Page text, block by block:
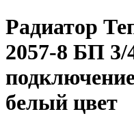
Радиатор
2057-8 БП 3/
белый цвет